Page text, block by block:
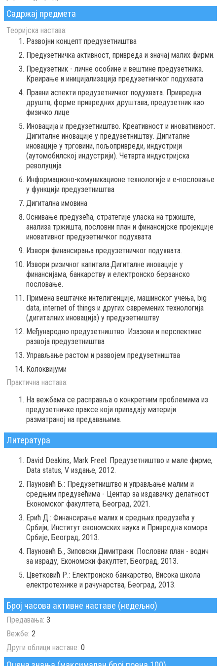
Садржај предмета
Теоријска настава:
Развојни концепт предузетништва
Предузетничка активност, привреда и значај малих фирми.
Предузетник - личне особине и вештине предузетника.
Креирање и иницијализација предузетничког подухвата
Правни аспекти предузетничког подухвата. Привредна
друштв, форме привредних друштава, предузетник као
физичко лице
Иновација и предузетништво. Креативност и иновативност.
Дигиталне иновације у предузетништву. Дигиталне
иновације у трговини, пољопривреди, индустрији
(аутомобилској индустрији). Четврта индустријска
револуција
Информационо-комуникационе технологије и е-пословање
у функцији предузетништва
Дигитална имовина
Оснивање предузећа, стратегије уласка на тржиште,
анализа тржишта, пословни план и финансијске пројекције
иновативног предузетничког подухвата
Извори финансирања предузетничког подухвата.
Извори ризичног капитала.Дигиталне иновације у
финансијама, банкарству и електронско берзанско
пословање.
Примена вештачке интелигенције, машинског учења, big
data, internet of things и других савремених технологија
(дигиталних иновација) у предузетништву
Међународно предузетништво. Изазови и перспективе
развоја предузетништва
Управљање растом и развојем предузетништва
Колоквијуми
Практична настава:
На вежбама се расправља о конкретним проблемима из
предузетничке праксе који припадају материји
разматраној на предавањима.
Литература
David Deakins, Mark Freel: Предузетништво и мале фирме,
Data status, V издање, 2012.
Пауновић Б.: Предузетништво и управљање малим и
средњим предузећима - Центар за издавачку делатност
Економског факултета, Београд, 2021.
Ерић Д.: Финансирање малих и средњих предузећа у
Србији, Институт економских наука и Привредна комора
Србије, Београд, 2013.
Пауновић Б., Зиповски Димитраки: Пословни план - водич
за израду, Економски факултет, Београд, 2013.
Цветковић Р.: Електронско банкарство, Висока школа
електротехнике и рачунарства, Београд, 2013.
Број часова активне наставе (недељно)
Предавања: 3
Вежбе: 2
Други облици наставе: 0